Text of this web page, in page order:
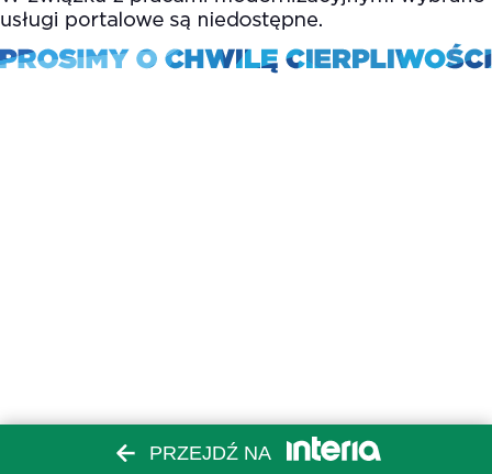
PRZEJDŹ NA